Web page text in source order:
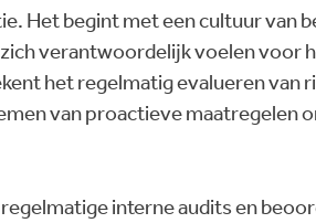
Het begint met een cultuur van
verantwoordelijk voelen voor
het regelmatig evalueren van
van proactieve maatregelen
interne audits en